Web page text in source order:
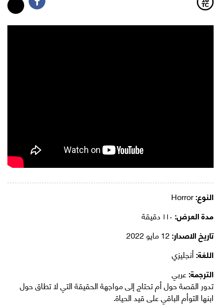
النوع:Horror
مدة العرض:
تاريخ الاصدار:
اللغة:أنجليزي
الترجمة:عربي
تدور القصة حول أم تحتاج إلى مواجهة الحقيقة التي لا تطاق حول
ابنها التوأم الباقي على قيد الحياة.